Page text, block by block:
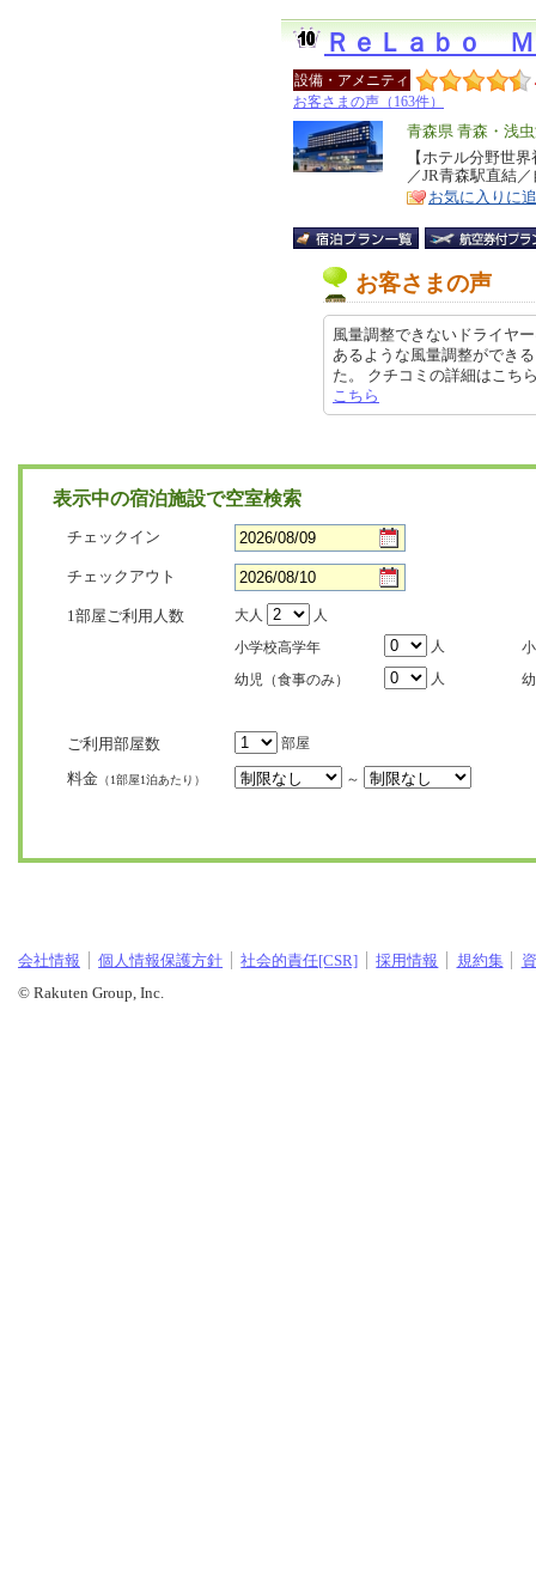
ＲｅＬａｂｏ Ｍ
設備・アメニティ
お客さまの声（163件）
エ
リ
ア
青森県 青森・浅
特
徴
【ホテル分野世
／JR青森駅直結
お気に入りに
お客さまの声
風量調整できないドライヤ
あるような風量調整ができ
た。 クチコミの詳細はこ
こちら
表示中の宿泊施設で空室検索
チェックイン
チェックアウト
1部屋ご利用人数 大人
人
小学校高学年
人
幼児（食事のみ）
人
ご利用部屋数 部屋
料金 （1部屋1泊あたり） ～
会社情報 個人情報保護方針 社会的責任[CSR] 採用情報 規約集
© Rakuten Group, Inc.